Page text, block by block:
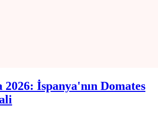
İspanya'nın Domates